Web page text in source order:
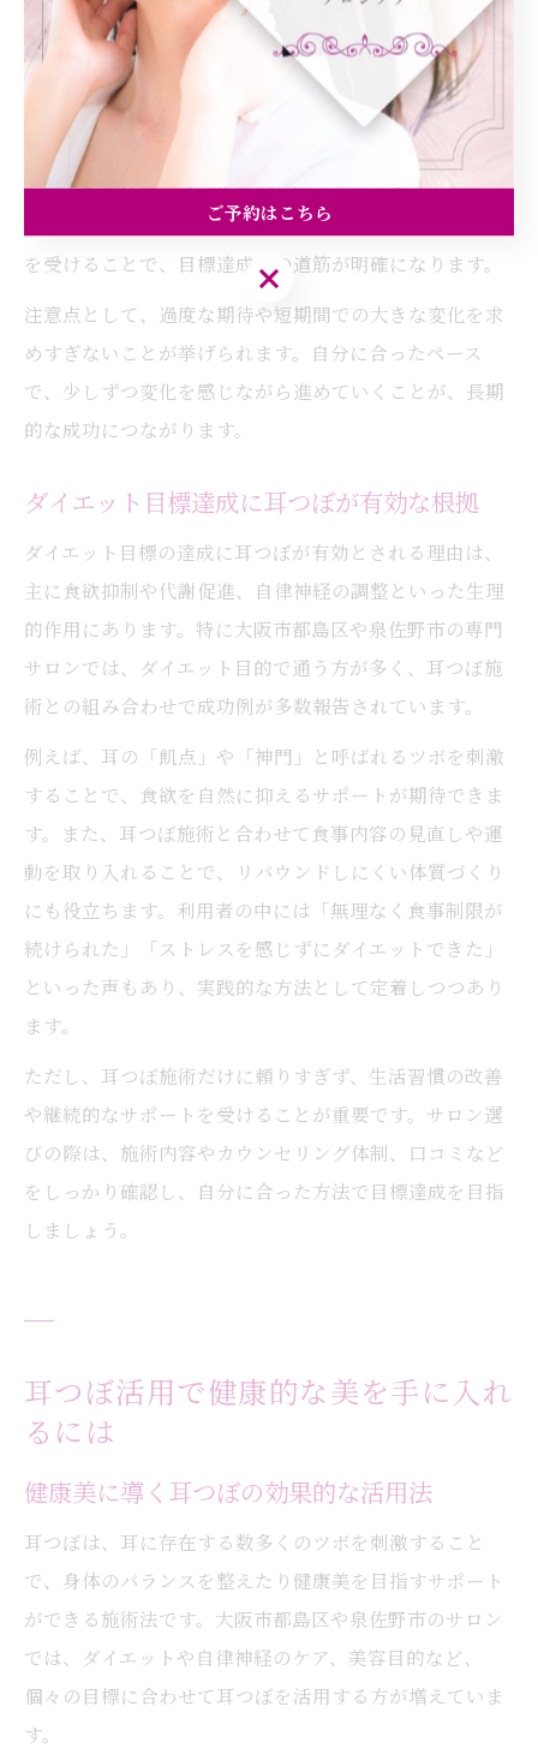
標設定を提案しています。
目標設定の際は、無理のない計画と定期的な振り返りが
大切です。例えば「1ヶ月で－2kg達成」「夜の眠りを深
くしたい」など、具体的かつ達成可能な目標を立てるこ
とで、モチベーションを維持しやすくなります。施術後
も、食事や生活習慣の見直しをサポートするアドバイス
を受けることで、目標達成への道筋が明確になります。
注意点として、過度な期待や短期間での大きな変化を求
めすぎないことが挙げられます。自分に合ったペース
で、少しずつ変化を感じながら進めていくことが、長期
的な成功につながります。
ダイエット目標達成に耳つぼが有効な根拠
ダイエット目標の達成に耳つぼが有効とされる理由は、
主に食欲抑制や代謝促進、自律神経の調整といった生理
的作用にあります。特に大阪市都島区や泉佐野市の専門
サロンでは、ダイエット目的で通う方が多く、耳つぼ施
術との組み合わせで成功例が多数報告されています。
例えば、耳の「飢点」や「神門」と呼ばれるツボを刺激
することで、食欲を自然に抑えるサポートが期待できま
す。また、耳つぼ施術と合わせて食事内容の見直しや運
動を取り入れることで、リバウンドしにくい体質づくり
にも役立ちます。利用者の中には「無理なく食事制限が
続けられた」「ストレスを感じずにダイエットできた」
といった声もあり、実践的な方法として定着しつつあり
ます。
ただし、耳つぼ施術だけに頼りすぎず、生活習慣の改善
や継続的なサポートを受けることが重要です。サロン選
びの際は、施術内容やカウンセリング体制、口コミなど
をしっかり確認し、自分に合った方法で目標達成を目指
しましょう。
耳つぼ活用で健康的な美を手に入れ
るには
健康美に導く耳つぼの効果的な活用法
耳つぼは、耳に存在する数多くのツボを刺激すること
で、身体のバランスを整えたり健康美を目指すサポート
ができる施術法です。大阪市都島区や泉佐野市のサロン
では、ダイエットや自律神経のケア、美容目的など、
個々の目標に合わせて耳つぼを活用する方が増えていま
す。
ご予約はこちら
ご予約はこちら